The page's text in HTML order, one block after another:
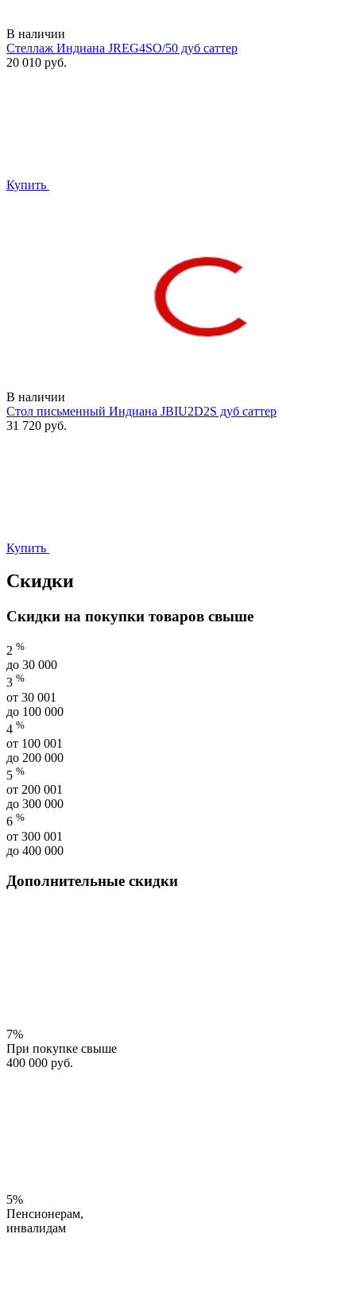
В наличии
Стеллаж Индиана JREG4SO/50 дуб саттер
20 010 руб.
Купить
В наличии
Стол письменный Индиана JBIU2D2S дуб саттер
31 720 руб.
Купить
Скидки
Скидки на покупки товаров свыше
2 %
до 30 000
3 %
от 30 001
до 100 000
4 %
от 100 001
до 200 000
5 %
от 200 001
до 300 000
6 %
от 300 001
до 400 000
Дополнительные скидки
7%
При покупке свыше
400 000 руб.
5%
Пенсионерам,
инвалидам